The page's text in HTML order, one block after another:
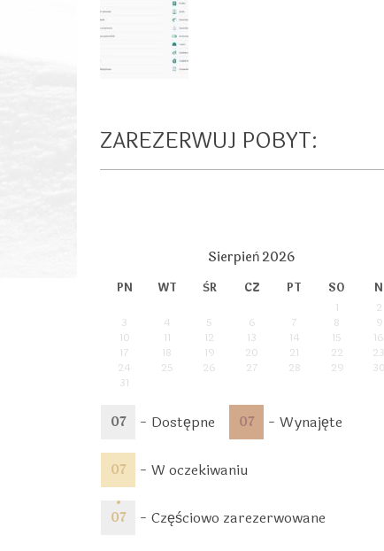
ZAREZERWUJ POBYT:
Sierpień2026
PN WT ŚR CZ PT SO
N
1
2
3
4 5 6 7 8
9
10
11 12 13 14 15
16
17
18 19 20 21 22
23
24
25 26 27 28 29
30
31
07 - Dostępne 07 - Wynajęte
07 - W oczekiwaniu
·
07 - Częściowo zarezerwowane